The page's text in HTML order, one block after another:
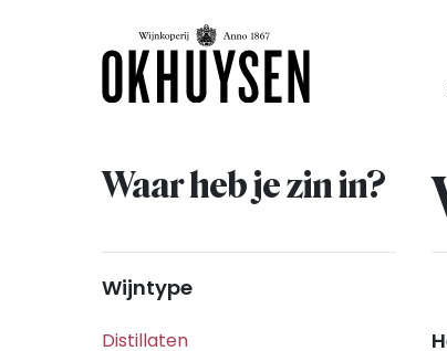
Waar heb je zin in?
Wijntype